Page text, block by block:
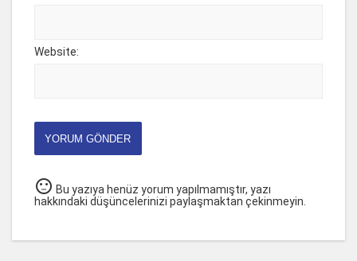
Website:
YORUM GÖNDER
sentiment_neutral Bu yazıya henüz yorum yapılmamıştır, yazı
hakkındaki düşüncelerinizi paylaşmaktan çekinmeyin.